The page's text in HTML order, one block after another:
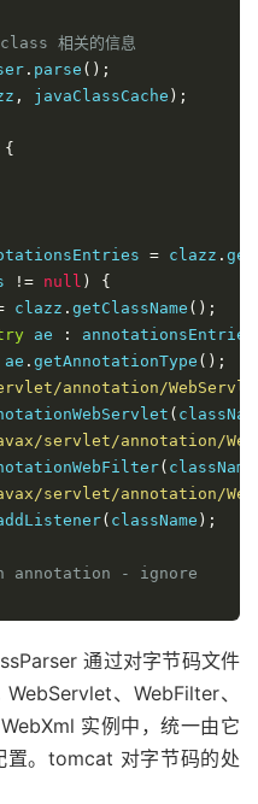
相关的信息
. parse ();
, javaClassCache );
{
= clazz .
!= null )
{
clazz . getClassName ();
ae : annotationsEntries
ae . getAnnotationType ();
annotation/
(
servlet/annotation/
( className
servlet/annotation/
( className );
annotation - ignore
通过对字节码文件
、WebFilter、
实例中，统一由它
。tomcat 对字节码的处